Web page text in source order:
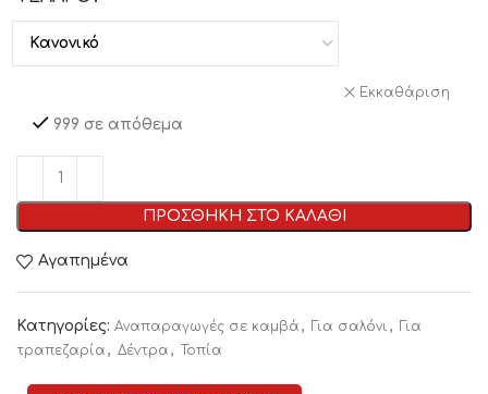
Εκκαθάριση
999 σε απόθεμα
ΠΡΟΣΘΗΚΗ ΣΤΟ ΚΑΛΑΘΙ
Αγαπημένα
Κατηγορίες: Αναπαραγωγές σε καμβά , Για σαλόνι , Για
τραπεζαρία , Δέντρα , Τοπία